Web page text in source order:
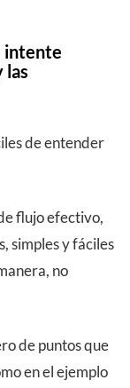
intente
las
de entender
flujo efectivo,
simples y fáciles
no
de puntos que
en el ejemplo